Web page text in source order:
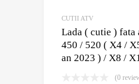
CUTII ATV
Lada ( cutie ) fata
450 / 520 ( X4 /
an 2023 ) / X8 /
(0